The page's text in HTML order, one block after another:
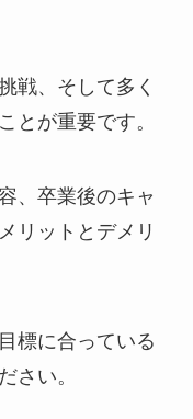
戦、そして多く
とが重要です。
、卒業後のキャ
リットとデメリ
標に合っている
さい。